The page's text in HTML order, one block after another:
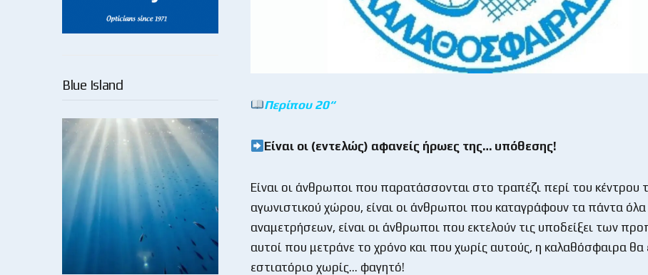
Blue Island
Περίπου 20“
Είναι οι (εντελώς) αφανείς ήρωες της… υπόθεσης!
Είναι οι άνθρωποι που παρατάσσονται στο τραπέζι περί του κέντρου
αγωνιστικού χώρου, είναι οι άνθρωποι που καταγράφουν τα πάντα
αναμετρήσεων, είναι οι άνθρωποι που εκτελούν τις υποδείξει των
αυτοί που μετράνε το χρόνο και που χωρίς αυτούς, η καλαθόσφαιρα θα
εστιατόριο χωρίς… φαγητό!